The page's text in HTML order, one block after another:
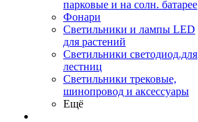
парковые и на солн. батарее
Фонари
Светильники и лампы LED
для растений
Светильники светодиод.для
лестниц
Светильники трековые,
шинопровод и аксессуары
Ещё